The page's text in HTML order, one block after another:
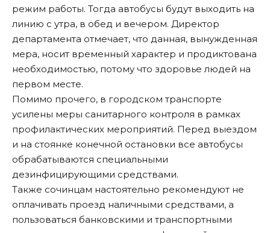
режим работы. Тогда автобусы будут выходить на
линию с утра, в обед и вечером. Директор
департамента отмечает, что данная, вынужденная
мера, носит временный характер и продиктована
необходимостью, потому что здоровье людей на
первом месте.
Помимо прочего, в городском транспорте
усилены меры санитарного контроля в рамках
профилактических мероприятий. Перед выездом
и на стоянке конечной остановки все автобусы
обрабатываются специальными
дезинфицирующими средствами.
Также сочинцам настоятельно рекомендуют не
оплачивать проезд наличными средствами, а
пользоваться банковскими и транспортными